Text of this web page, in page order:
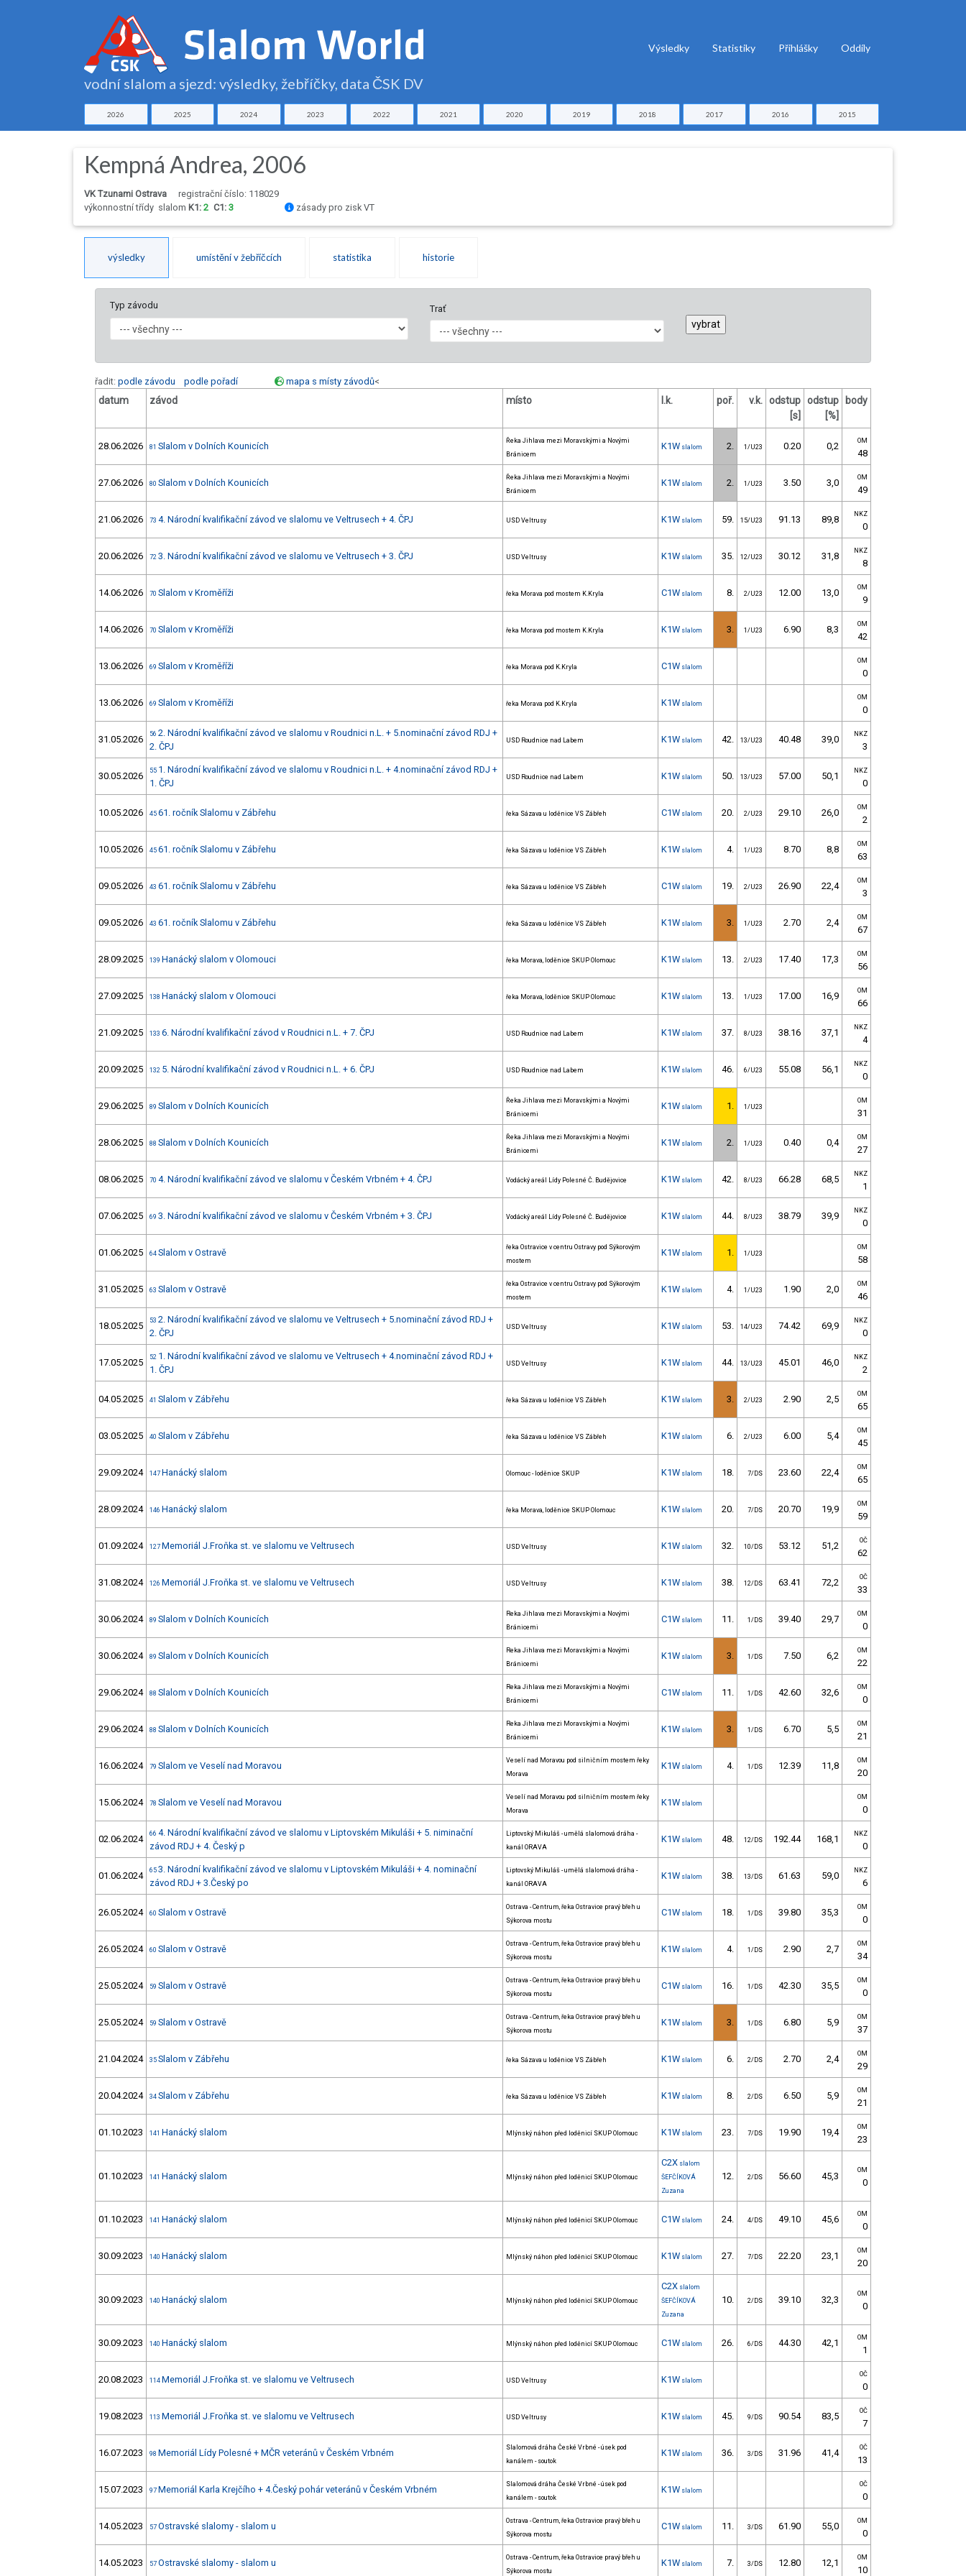
vodní slalom a sjezd: výsledky, žebříčky, data ČSK DV
Výsledky Statistiky Přihlášky Oddíly
2026 2025 2024 2023 2022 2021 2020 2019 2018 2017 2016 2015
Kempná Andrea, 2006
VK Tzunami Ostrava
registrační číslo: 118029
výkonnostní třídy slalom K1: 2 C1: 3 zásady pro zisk VT
výsledky umístění v žebříčcích statistika historie
Typ závodu Trať
řadit: podle závodu podle pořadí mapa s místy závodů<
datum závod místo l.k. poř. v.k. odstup
[s]
odstup
[%]
body
28.06.2026 81 Slalom v Dolních Kounicích
Řeka Jihlava mezi Moravskými a Novými
Bránicem
K1W slalom 2. 1/U23 0.20 0,2 OM
48
27.06.2026 80 Slalom v Dolních Kounicích
Řeka Jihlava mezi Moravskými a Novými
Bránicem
K1W slalom 2. 1/U23 3.50 3,0 OM
49
21.06.2026 73 4. Národní kvalifikační závod ve slalomu ve Veltrusech + 4. ČPJ USD Veltrusy K1W slalom 59. 15/U23 91.13 89,8 NKZ
0
20.06.2026 72 3. Národní kvalifikační závod ve slalomu ve Veltrusech + 3. ČPJ USD Veltrusy K1W slalom 35. 12/U23 30.12 31,8 NKZ
8
14.06.2026 70 Slalom v Kroměříži řeka Morava pod mostem K.Kryla C1W slalom 8. 2/U23 12.00 13,0 OM
9
14.06.2026 70 Slalom v Kroměříži řeka Morava pod mostem K.Kryla K1W slalom 3. 1/U23 6.90 8,3 OM
42
13.06.2026 69 Slalom v Kroměříži řeka Morava pod K.Kryla C1W slalom
OM
0
13.06.2026 69 Slalom v Kroměříži řeka Morava pod K.Kryla K1W slalom
OM
0
31.05.2026 56 2. Národní kvalifikační závod ve slalomu v Roudnici n.L. + 5.nominační závod RDJ +
2. ČPJ
USD Roudnice nad Labem K1W slalom 42. 13/U23 40.48 39,0 NKZ
3
30.05.2026 55 1. Národní kvalifikační závod ve slalomu v Roudnici n.L. + 4.nominační závod RDJ +
1. ČPJ
USD Roudnice nad Labem K1W slalom 50. 13/U23 57.00 50,1 NKZ
0
10.05.2026 45 61. ročník Slalomu v Zábřehu řeka Sázava u loděnice VS Zábřeh C1W slalom 20. 2/U23 29.10 26,0 OM
2
10.05.2026 45 61. ročník Slalomu v Zábřehu řeka Sázava u loděnice VS Zábřeh K1W slalom 4. 1/U23 8.70 8,8 OM
63
09.05.2026 43 61. ročník Slalomu v Zábřehu řeka Sázava u loděnice VS Zábřeh C1W slalom 19. 2/U23 26.90 22,4 OM
3
09.05.2026 43 61. ročník Slalomu v Zábřehu řeka Sázava u loděnice VS Zábřeh K1W slalom 3. 1/U23 2.70 2,4 OM
67
28.09.2025 139 Hanácký slalom v Olomouci řeka Morava, loděnice SKUP Olomouc K1W slalom 13. 2/U23 17.40 17,3 OM
56
27.09.2025 138 Hanácký slalom v Olomouci řeka Morava, loděnice SKUP Olomouc K1W slalom 13. 1/U23 17.00 16,9 OM
66
21.09.2025 133 6. Národní kvalifikační závod v Roudnici n.L. + 7. ČPJ USD Roudnice nad Labem K1W slalom 37. 8/U23 38.16 37,1 NKZ
4
20.09.2025 132 5. Národní kvalifikační závod v Roudnici n.L. + 6. ČPJ USD Roudnice nad Labem K1W slalom 46. 6/U23 55.08 56,1 NKZ
0
29.06.2025 89 Slalom v Dolních Kounicích
Řeka Jihlava mezi Moravskými a Novými
Bránicemi
K1W slalom 1. 1/U23
OM
31
28.06.2025 88 Slalom v Dolních Kounicích
Řeka Jihlava mezi Moravskými a Novými
Bránicemi
K1W slalom 2. 1/U23 0.40 0,4 OM
27
08.06.2025 70 4. Národní kvalifikační závod ve slalomu v Českém Vrbném + 4. ČPJ Vodácký areál Lídy Polesné Č. Budějovice K1W slalom 42. 8/U23 66.28 68,5 NKZ
1
07.06.2025 69 3. Národní kvalifikační závod ve slalomu v Českém Vrbném + 3. ČPJ Vodácký areál Lídy Polesné Č. Budějovice K1W slalom 44. 8/U23 38.79 39,9 NKZ
0
01.06.2025 64 Slalom v Ostravě
řeka Ostravice v centru Ostravy pod Sýkorovým
mostem
K1W slalom 1. 1/U23
OM
58
31.05.2025 63 Slalom v Ostravě
řeka Ostravice v centru Ostravy pod Sýkorovým
mostem
K1W slalom 4. 1/U23 1.90 2,0 OM
46
18.05.2025 53 2. Národní kvalifikační závod ve slalomu ve Veltrusech + 5.nominační závod RDJ +
2. ČPJ
USD Veltrusy K1W slalom 53. 14/U23 74.42 69,9 NKZ
0
17.05.2025 52 1. Národní kvalifikační závod ve slalomu ve Veltrusech + 4.nominační závod RDJ +
1. ČPJ
USD Veltrusy K1W slalom 44. 13/U23 45.01 46,0 NKZ
2
04.05.2025 41 Slalom v Zábřehu řeka Sázava u loděnice VS Zábřeh K1W slalom 3. 2/U23 2.90 2,5 OM
65
03.05.2025 40 Slalom v Zábřehu řeka Sázava u loděnice VS Zábřeh K1W slalom 6. 2/U23 6.00 5,4 OM
45
29.09.2024 147 Hanácký slalom Olomouc - loděnice SKUP K1W slalom 18. 7/DS 23.60 22,4 OM
65
28.09.2024 146 Hanácký slalom řeka Morava, loděnice SKUP Olomouc K1W slalom 20. 7/DS 20.70 19,9 OM
59
01.09.2024 127 Memoriál J.Froňka st. ve slalomu ve Veltrusech USD Veltrusy K1W slalom 32. 10/DS 53.12 51,2 OČ
62
31.08.2024 126 Memoriál J.Froňka st. ve slalomu ve Veltrusech USD Veltrusy K1W slalom 38. 12/DS 63.41 72,2 OČ
33
30.06.2024 89 Slalom v Dolních Kounicích
Reka Jihlava mezi Moravskými a Novými
Bránicemi
C1W slalom 11. 1/DS 39.40 29,7 OM
0
30.06.2024 89 Slalom v Dolních Kounicích
Reka Jihlava mezi Moravskými a Novými
Bránicemi
K1W slalom 3. 1/DS 7.50 6,2 OM
22
29.06.2024 88 Slalom v Dolních Kounicích
Reka Jihlava mezi Moravskými a Novými
Bránicemi
C1W slalom 11. 1/DS 42.60 32,6 OM
0
29.06.2024 88 Slalom v Dolních Kounicích
Reka Jihlava mezi Moravskými a Novými
Bránicemi
K1W slalom 3. 1/DS 6.70 5,5 OM
21
16.06.2024 79 Slalom ve Veselí nad Moravou
Veselí nad Moravou pod silničním mostem řeky
Morava
K1W slalom 4. 1/DS 12.39 11,8 OM
20
15.06.2024 78 Slalom ve Veselí nad Moravou
Veselí nad Moravou pod silničním mostem řeky
Morava
K1W slalom
OM
0
02.06.2024 66 4. Národní kvalifikační závod ve slalomu v Liptovském Mikuláši + 5. niminační
závod RDJ + 4. Český p
Liptovský Mikuláš - umělá slalomová dráha -
kanál ORAVA
K1W slalom 48. 12/DS 192.44 168,1 NKZ
0
01.06.2024 65 3. Národní kvalifikační závod ve slalomu v Liptovském Mikuláši + 4. nominační
závod RDJ + 3.Český po
Liptovský Mikuláš - umělá slalomová dráha -
kanál ORAVA
K1W slalom 38. 13/DS 61.63 59,0 NKZ
6
26.05.2024 60 Slalom v Ostravě
Ostrava - Centrum, řeka Ostravice pravý břeh u
Sýkorova mostu
C1W slalom 18. 1/DS 39.80 35,3 OM
0
26.05.2024 60 Slalom v Ostravě
Ostrava - Centrum, řeka Ostravice pravý břeh u
Sýkorova mostu
K1W slalom 4. 1/DS 2.90 2,7 OM
34
25.05.2024 59 Slalom v Ostravě
Ostrava - Centrum, řeka Ostravice pravý břeh u
Sýkorova mostu
C1W slalom 16. 1/DS 42.30 35,5 OM
0
25.05.2024 59 Slalom v Ostravě
Ostrava - Centrum, řeka Ostravice pravý břeh u
Sýkorova mostu
K1W slalom 3. 1/DS 6.80 5,9 OM
37
21.04.2024 35 Slalom v Zábřehu řeka Sázava u loděnice VS Zábřeh K1W slalom 6. 2/DS 2.70 2,4 OM
29
20.04.2024 34 Slalom v Zábřehu řeka Sázava u loděnice VS Zábřeh K1W slalom 8. 2/DS 6.50 5,9 OM
21
01.10.2023 141 Hanácký slalom Mlýnský náhon před loděnicí SKUP Olomouc K1W slalom 23. 7/DS 19.90 19,4 OM
23
01.10.2023 141 Hanácký slalom Mlýnský náhon před loděnicí SKUP Olomouc
C2X slalom
ŠEFČÍKOVÁ
Zuzana
12. 2/DS 56.60 45,3
OM
0
01.10.2023 141 Hanácký slalom Mlýnský náhon před loděnicí SKUP Olomouc C1W slalom 24. 4/DS 49.10 45,6 OM
0
30.09.2023 140 Hanácký slalom Mlýnský náhon před loděnicí SKUP Olomouc K1W slalom 27. 7/DS 22.20 23,1 OM
20
30.09.2023 140 Hanácký slalom Mlýnský náhon před loděnicí SKUP Olomouc
C2X slalom
ŠEFČÍKOVÁ
Zuzana
10. 2/DS 39.10 32,3
OM
0
30.09.2023 140 Hanácký slalom Mlýnský náhon před loděnicí SKUP Olomouc C1W slalom 26. 6/DS 44.30 42,1 OM
1
20.08.2023 114 Memoriál J.Froňka st. ve slalomu ve Veltrusech USD Veltrusy K1W slalom
OČ
0
19.08.2023 113 Memoriál J.Froňka st. ve slalomu ve Veltrusech USD Veltrusy K1W slalom 45. 9/DS 90.54 83,5 OČ
7
16.07.2023 98 Memoriál Lídy Polesné + MČR veteránů v Českém Vrbném
Slalomová dráha České Vrbné - úsek pod
kanálem - soutok
K1W slalom 36. 3/DS 31.96 41,4 OČ
13
15.07.2023 97 Memoriál Karla Krejčího + 4.Český pohár veteránů v Českém Vrbném
Slalomová dráha České Vrbné - úsek pod
kanálem - soutok
K1W slalom
OČ
0
14.05.2023 57 Ostravské slalomy - slalom u
Ostrava - Centrum, řeka Ostravice pravý břeh u
Sýkorova mostu
C1W slalom 11. 3/DS 61.90 55,0 OM
0
14.05.2023 57 Ostravské slalomy - slalom u
Ostrava - Centrum, řeka Ostravice pravý břeh u
Sýkorova mostu
K1W slalom 7. 3/DS 12.80 12,1 OM
10